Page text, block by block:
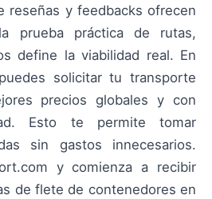
reseñas y feedbacks ofrecen
prueba práctica de rutas,
define la viabilidad real. En
solicitar tu transporte
precios globales y con
Esto te permite tomar
sin gastos innecesarios.
y comienza a recibir
de flete de contenedores en